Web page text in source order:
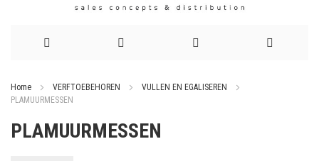
naar
de
Home VERFTOEBEHOREN
VULLEN EN EGALISEREN
PLAMUURMESSEN
PLAMUURMESSEN